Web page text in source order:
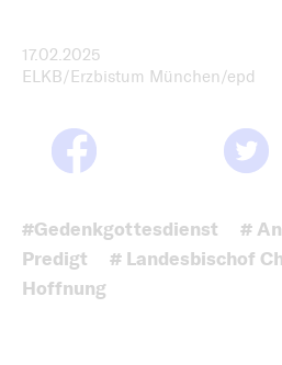
17.02.2025
ELKB/Erzbistum München/epd
#Gedenkgottesdienst #
Predigt
# Landesbischof
Hoffnung